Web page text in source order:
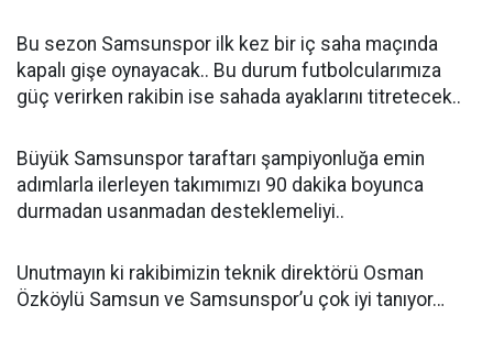
Bu sezon Samsunspor ilk kez bir iç saha maçında
kapalı gişe oynayacak.. Bu durum futbolcularımıza
güç verirken rakibin ise sahada ayaklarını titretecek..
Büyük Samsunspor taraftarı şampiyonluğa emin
adımlarla ilerleyen takımımızı 90 dakika boyunca
durmadan usanmadan desteklemeliyi..
Unutmayın ki rakibimizin teknik direktörü Osman
Özköylü Samsun ve Samsunspor’u çok iyi tanıyor…